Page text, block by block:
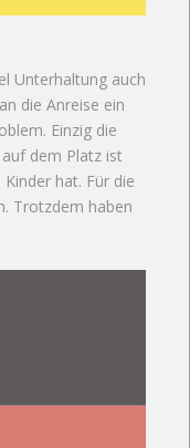
Unterhaltung auch
die Anreise ein
Einzig die
dem Platz ist
hat. Für die
Trotzdem haben